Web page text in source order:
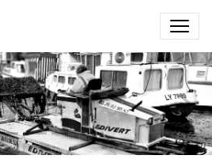
- EDIVERT
amphibie (Truxor) dans un port de
plaisance